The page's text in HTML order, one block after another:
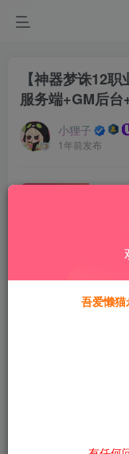
【神器梦诛12
服务端+GM后
小狸子
1年前发布
此内容为付费资源，
黄金会员
本站所有资源均
本站资源仅
吾爱懒